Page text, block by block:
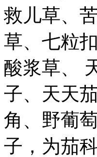
救儿草、
草、七粒
酸浆草、
子、天天
角、野葡
子，为茄